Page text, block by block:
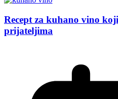
Recept za kuhano vino
prijateljima